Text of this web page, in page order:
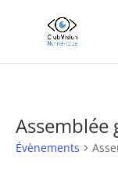
Assemblée
Évènements